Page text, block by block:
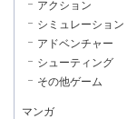
アクション
シミュレーション
アドベンチャー
シューティング
その他ゲーム
マンガ